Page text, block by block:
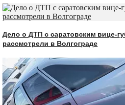
Дело о ДТП с саратовским вице-
рассмотрели в Волгограде